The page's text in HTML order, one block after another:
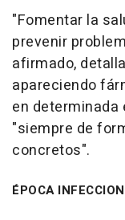
"Fomentar la
prevenir
afirmado,
apareciendo
en determinada
"siempre de
concretos".
ÉPOCA